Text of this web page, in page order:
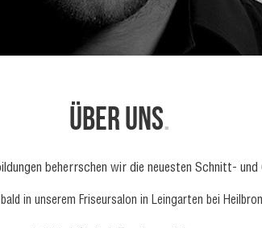
über UNS.
beherrschen wir die neuesten Schnitt-
in unserem Friseursalon in Leingarten bei